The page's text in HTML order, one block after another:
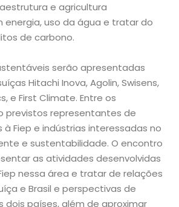
e agricultura
energia, uso da água e tratar do
de carbono.
serão apresentadas
Hitachi Inova, Agolin, Swisens,
e First Climate. Entre os
previstos representantes de
Fiep e indústrias interessadas no
e sustentabilidade. O encontro
as atividades desenvolvidas
nessa área e tratar de relações
e Brasil e perspectivas de
dois países, além de aproximar